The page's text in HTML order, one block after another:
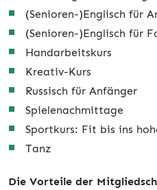
(Senioren-)Englisch für
(Senioren-)Englisch für
Handarbeitskurs
Kreativ-Kurs
Russisch für Anfänger
Spielenachmittage
Sportkurs: Fit bis ins
Tanz
Die Vorteile der